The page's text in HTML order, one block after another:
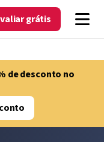
grátis
de desconto no